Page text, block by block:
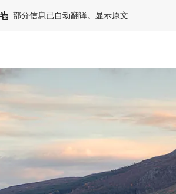
部分信息已自动翻译。 显示原文